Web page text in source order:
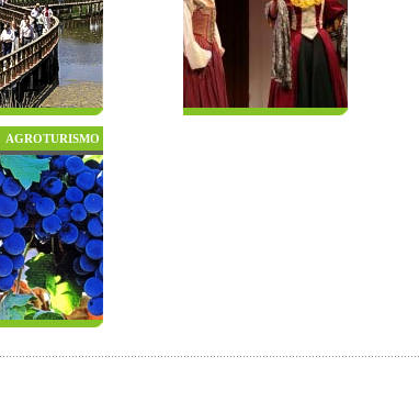
AGROTURISMO